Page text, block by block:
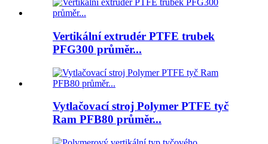
Vertikální extrudér PTFE trubek
PFG300 průměr...
Vytlačovací stroj Polymer PTFE tyč
Ram PFB80 průměr...